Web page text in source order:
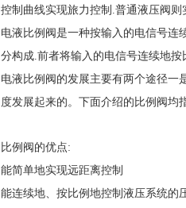
控制曲线实现旅力控制.普通液压阀
电液比例阀是一种按输入的电信号连
分构成.前者将输入的电信号连续地
电液比例阀的发展主要有两个途径一
度发展起来的。下面介绍的比例阀均
比例阀的优点:
能简单地实现远距离控制
能连续地、按比例地控制液压系统的